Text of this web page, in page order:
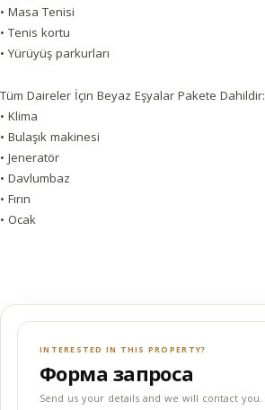
• Masa Tenisi
• Tenis kortu
• Yürüyüş parkurları
Tüm Daireler İçin Beyaz Eşyalar Pakete Dahildir:
• Klima
• Bulaşık makinesi
• Jeneratör
• Davlumbaz
• Fırın
• Ocak
INTERESTED IN THIS PROPERTY?
Форма запроса
Send us your details and we will contact you.